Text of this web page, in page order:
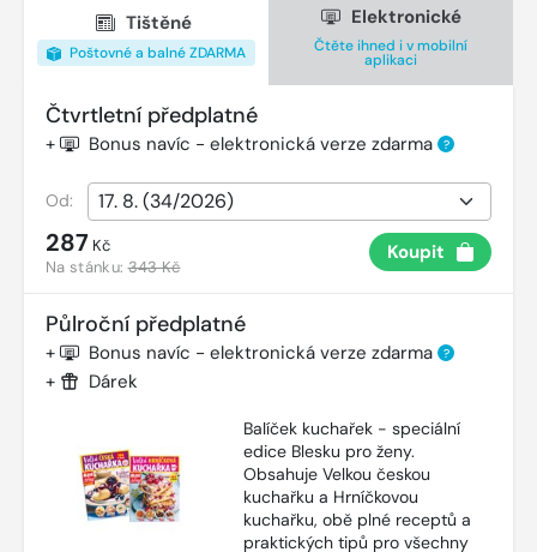
Tištěné
Poštovné a balné ZDARMA
Elektronické
Čtěte ihned i v mobilní
aplikaci
Čtvrtletní předplatné
+ Bonus navíc - elektronická verze zdarma ?
Od:
287 Kč
Na stánku:343 Kč
Koupit
Půlroční předplatné
+ Bonus navíc - elektronická verze zdarma ?
+ Dárek
Balíček kuchařek - speciální
edice Blesku pro ženy.
Obsahuje Velkou českou
kuchařku a Hrníčkovou
kuchařku, obě plné receptů a
praktických tipů pro všechny